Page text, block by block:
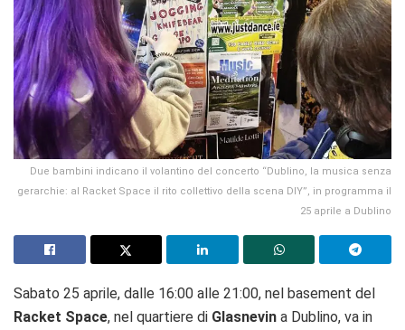
Due bambini indicano il volantino del concerto “Dublino, la musica senza
gerarchie: al Racket Space il rito collettivo della scena DIY”, in programma il
25 aprile a Dublino
Sabato 25 aprile, dalle 16:00 alle 21:00, nel basement del
Racket Space, nel quartiere di Glasnevin a Dublino, va in